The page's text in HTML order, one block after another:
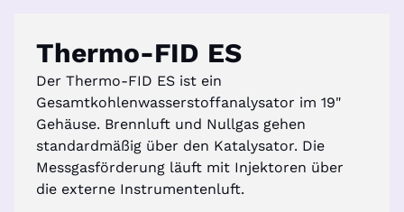
Thermo-FID ES
Der Thermo-FID ES ist ein
Gesamtkohlenwasserstoffanalysator im 19"
Gehäuse. Brennluft und Nullgas gehen
standardmäßig über den Katalysator. Die
Messgasförderung läuft mit Injektoren über
die externe Instrumentenluft.